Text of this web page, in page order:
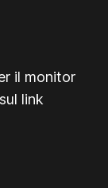
il monitor
link